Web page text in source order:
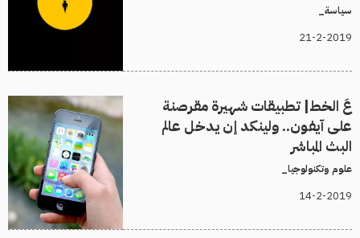
سياسة_
21-2-2019
عَ الخط| تطبيقات شهيرة مقرصنة
على آيفون.. ولينكد إن يدخل عالم
البث المباشر
علوم وتكنولوجيا_
14-2-2019